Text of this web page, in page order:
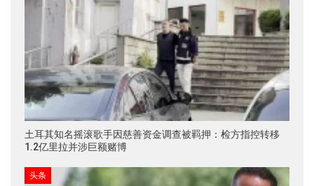
土耳其知名摇滚歌手因慈善资金调查被羁押：检方指控转移
1.2亿里拉并涉巨额赌博
头条